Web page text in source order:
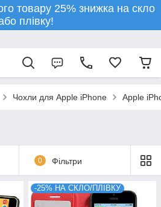
товару 25% знижка на скло
плівку!
Чохли для Apple iPhone Apple
0 Фільтри
-25% НА СКЛО/ПЛІВКУ